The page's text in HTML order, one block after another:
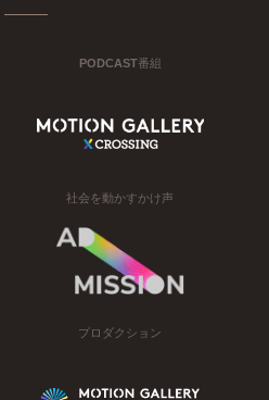
PODCAST番組
社会を動かすかけ声
プロダクション